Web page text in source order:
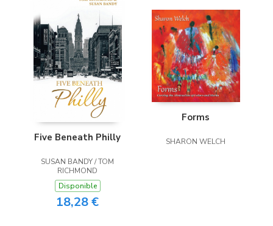
Five Beneath Philly
SUSAN BANDY / TOM
RICHMOND
Disponible
18,28 €
Forms
SHARON WELCH